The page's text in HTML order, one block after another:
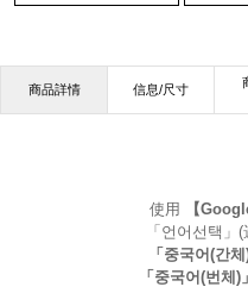
商品詳情 信息/尺寸
使用 【
「언어선택」
「중국어(간체)
「중국어(번체)」